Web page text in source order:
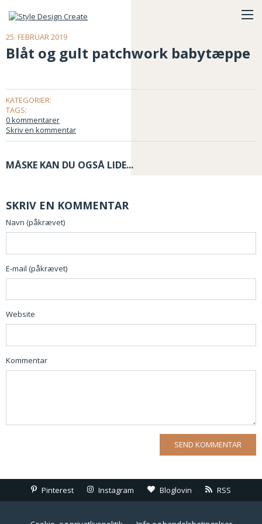
25. FEBRUAR 2019
Blåt og gult patchwork babytæppe
KATEGORIER:
TAGS:
0 kommentarer
Skriv en kommentar
MÅSKE KAN DU OGSÅ LIDE...
SKRIV EN KOMMENTAR
Navn (påkrævet)
E-mail (påkrævet)
Website
Kommentar
Pinterest Instagram Bloglovin RSS